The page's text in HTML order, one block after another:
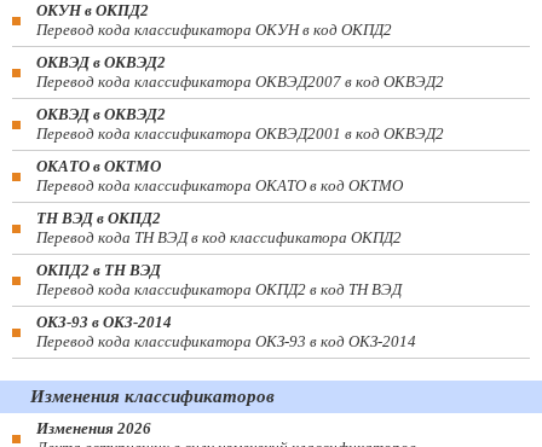
ОКУН в ОКПД2
Перевод кода классификатора ОКУН в код ОКПД2
ОКВЭД в ОКВЭД2
Перевод кода классификатора ОКВЭД2007 в код ОКВЭД2
ОКВЭД в ОКВЭД2
Перевод кода классификатора ОКВЭД2001 в код ОКВЭД2
ОКАТО в ОКТМО
Перевод кода классификатора ОКАТО в код ОКТМО
ТН ВЭД в ОКПД2
Перевод кода ТН ВЭД в код классификатора ОКПД2
ОКПД2 в ТН ВЭД
Перевод кода классификатора ОКПД2 в код ТН ВЭД
ОКЗ-93 в ОКЗ-2014
Перевод кода классификатора ОКЗ-93 в код ОКЗ-2014
Изменения классификаторов
Изменения 2026